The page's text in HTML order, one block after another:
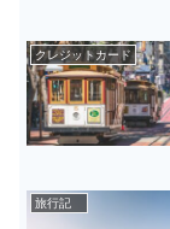
クレジットカード
旅行記